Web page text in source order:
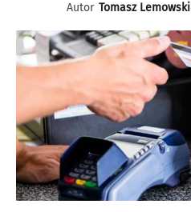
Autor Tomasz Lemowski